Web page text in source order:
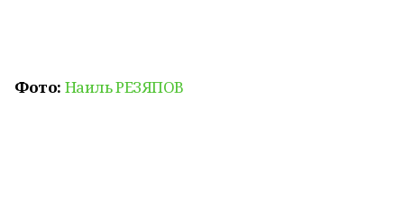
Фото: Наиль РЕЗЯПОВ